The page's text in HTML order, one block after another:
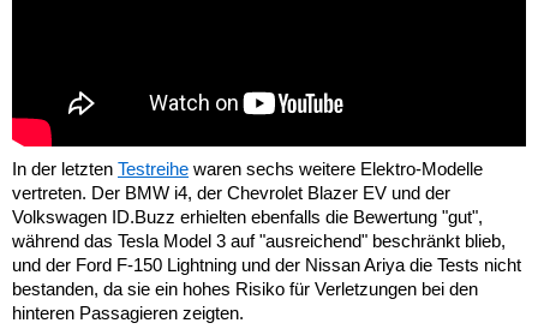
In der letzten Testreihe waren sechs weitere Elektro-Modelle
vertreten. Der BMW i4, der Chevrolet Blazer EV und der
Volkswagen ID.Buzz erhielten ebenfalls die Bewertung "gut",
während das Tesla Model 3 auf "ausreichend" beschränkt blieb,
und der Ford F-150 Lightning und der Nissan Ariya die Tests nicht
bestanden, da sie ein hohes Risiko für Verletzungen bei den
hinteren Passagieren zeigten.